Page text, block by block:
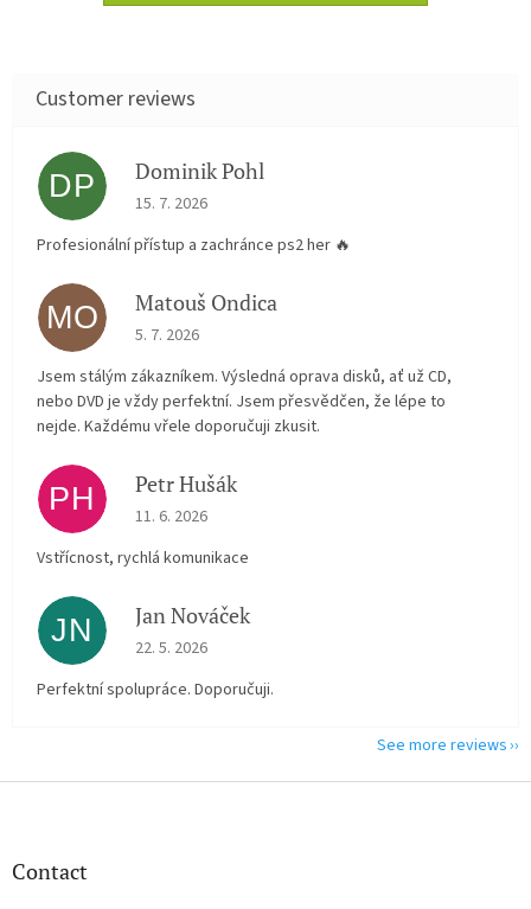
DP Dominik Pohl
The store rating is 5 out of 5 stars.
15. 7. 2026
Profesionální přístup a zachránce ps2 her 🔥
MO Matouš Ondica
The store rating is 5 out of 5 stars.
5. 7. 2026
Jsem stálým zákazníkem. Výsledná oprava disků, ať už CD,
nebo DVD je vždy perfektní. Jsem přesvědčen, že lépe to
nejde. Každému vřele doporučuji zkusit.
PH Petr Hušák
The store rating is 5 out of 5 stars.
11. 6. 2026
Vstřícnost, rychlá komunikace
JN Jan Nováček
The store rating is 5 out of 5 stars.
22. 5. 2026
Perfektní spolupráce. Doporučuji.
See more reviews
F
Contact